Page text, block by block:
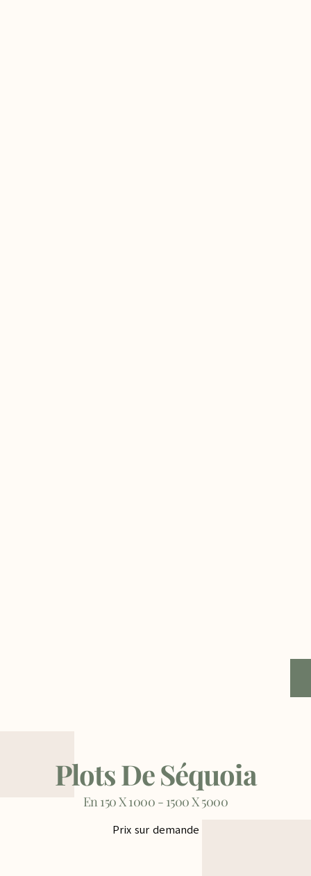
Plots De Séquoia
En 150 X 1000 - 1500 X 5000
Prix sur demande